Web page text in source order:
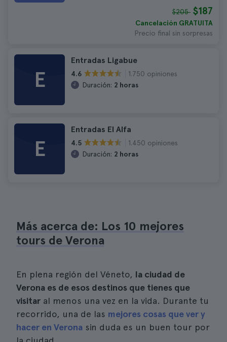
$205 $187
Cancelación GRATUITA
Precio final sin sorpresas
E
Entradas Ligabue
4.6
1.750 opiniones
Duración: 2 horas
E
Entradas El Alfa
4.5
1.450 opiniones
Duración: 2 horas
Más acerca de: Los 10 mejores
tours de Verona
En plena región del Véneto, la ciudad de
Verona es de esos destinos que tienes que
visitar al menos una vez en la vida. Durante tu
recorrido, una de las mejores cosas que ver y
hacer en Verona sin duda es un buen tour por